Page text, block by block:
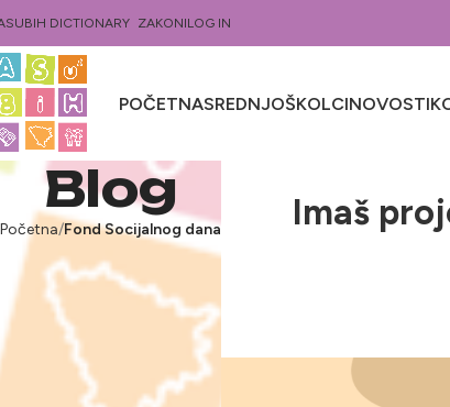
DICTIONARY ZAKONILOG IN
POČETNASREDNJOŠKOLCINOVOSTI
Blog
Početna Fond Socijalnog dana
Imaš